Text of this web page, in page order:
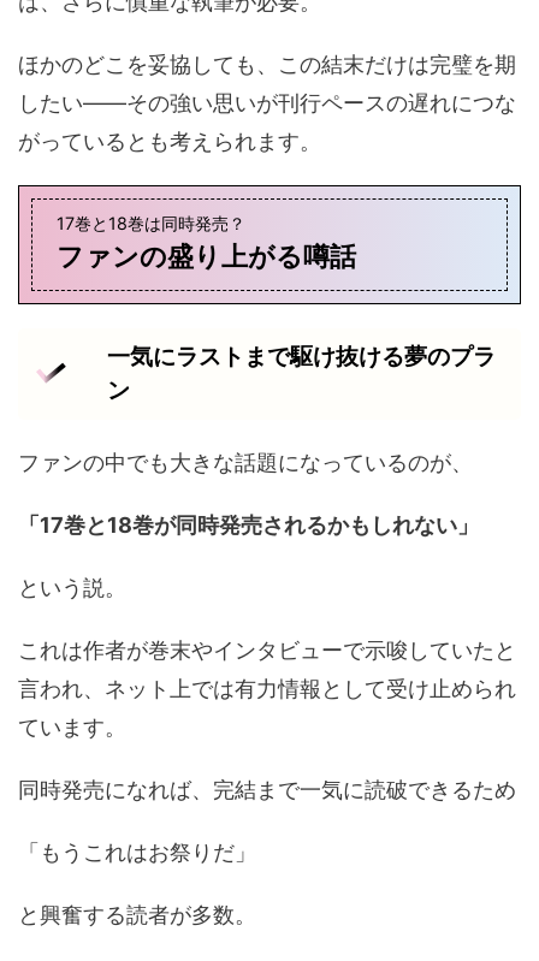
ほかのどこを妥協しても、この結末だけは完璧を期
したい——その強い思いが刊行ペースの遅れにつな
がっているとも考えられます。
17巻と18巻は同時発売？
ファンの盛り上がる噂話
一気にラストまで駆け抜ける夢のプラ
ン
ファンの中でも大きな話題になっているのが、
「17巻と18巻が同時発売されるかもしれない」
という説。
これは作者が巻末やインタビューで示唆していたと
言われ、ネット上では有力情報として受け止められ
ています。
同時発売になれば、完結まで一気に読破できるため
「もうこれはお祭りだ」
と興奮する読者が多数。